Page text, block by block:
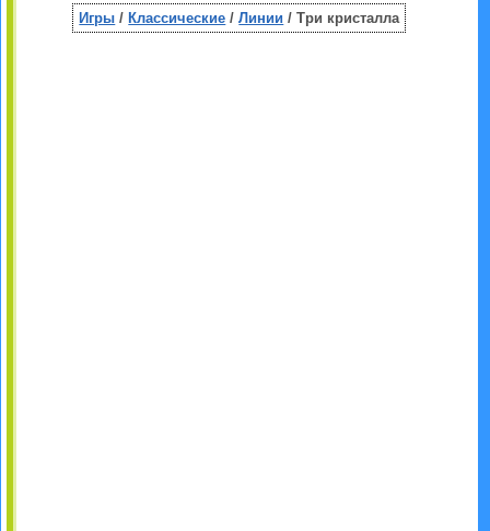
Игры / Классические /Линии / Три кристалла